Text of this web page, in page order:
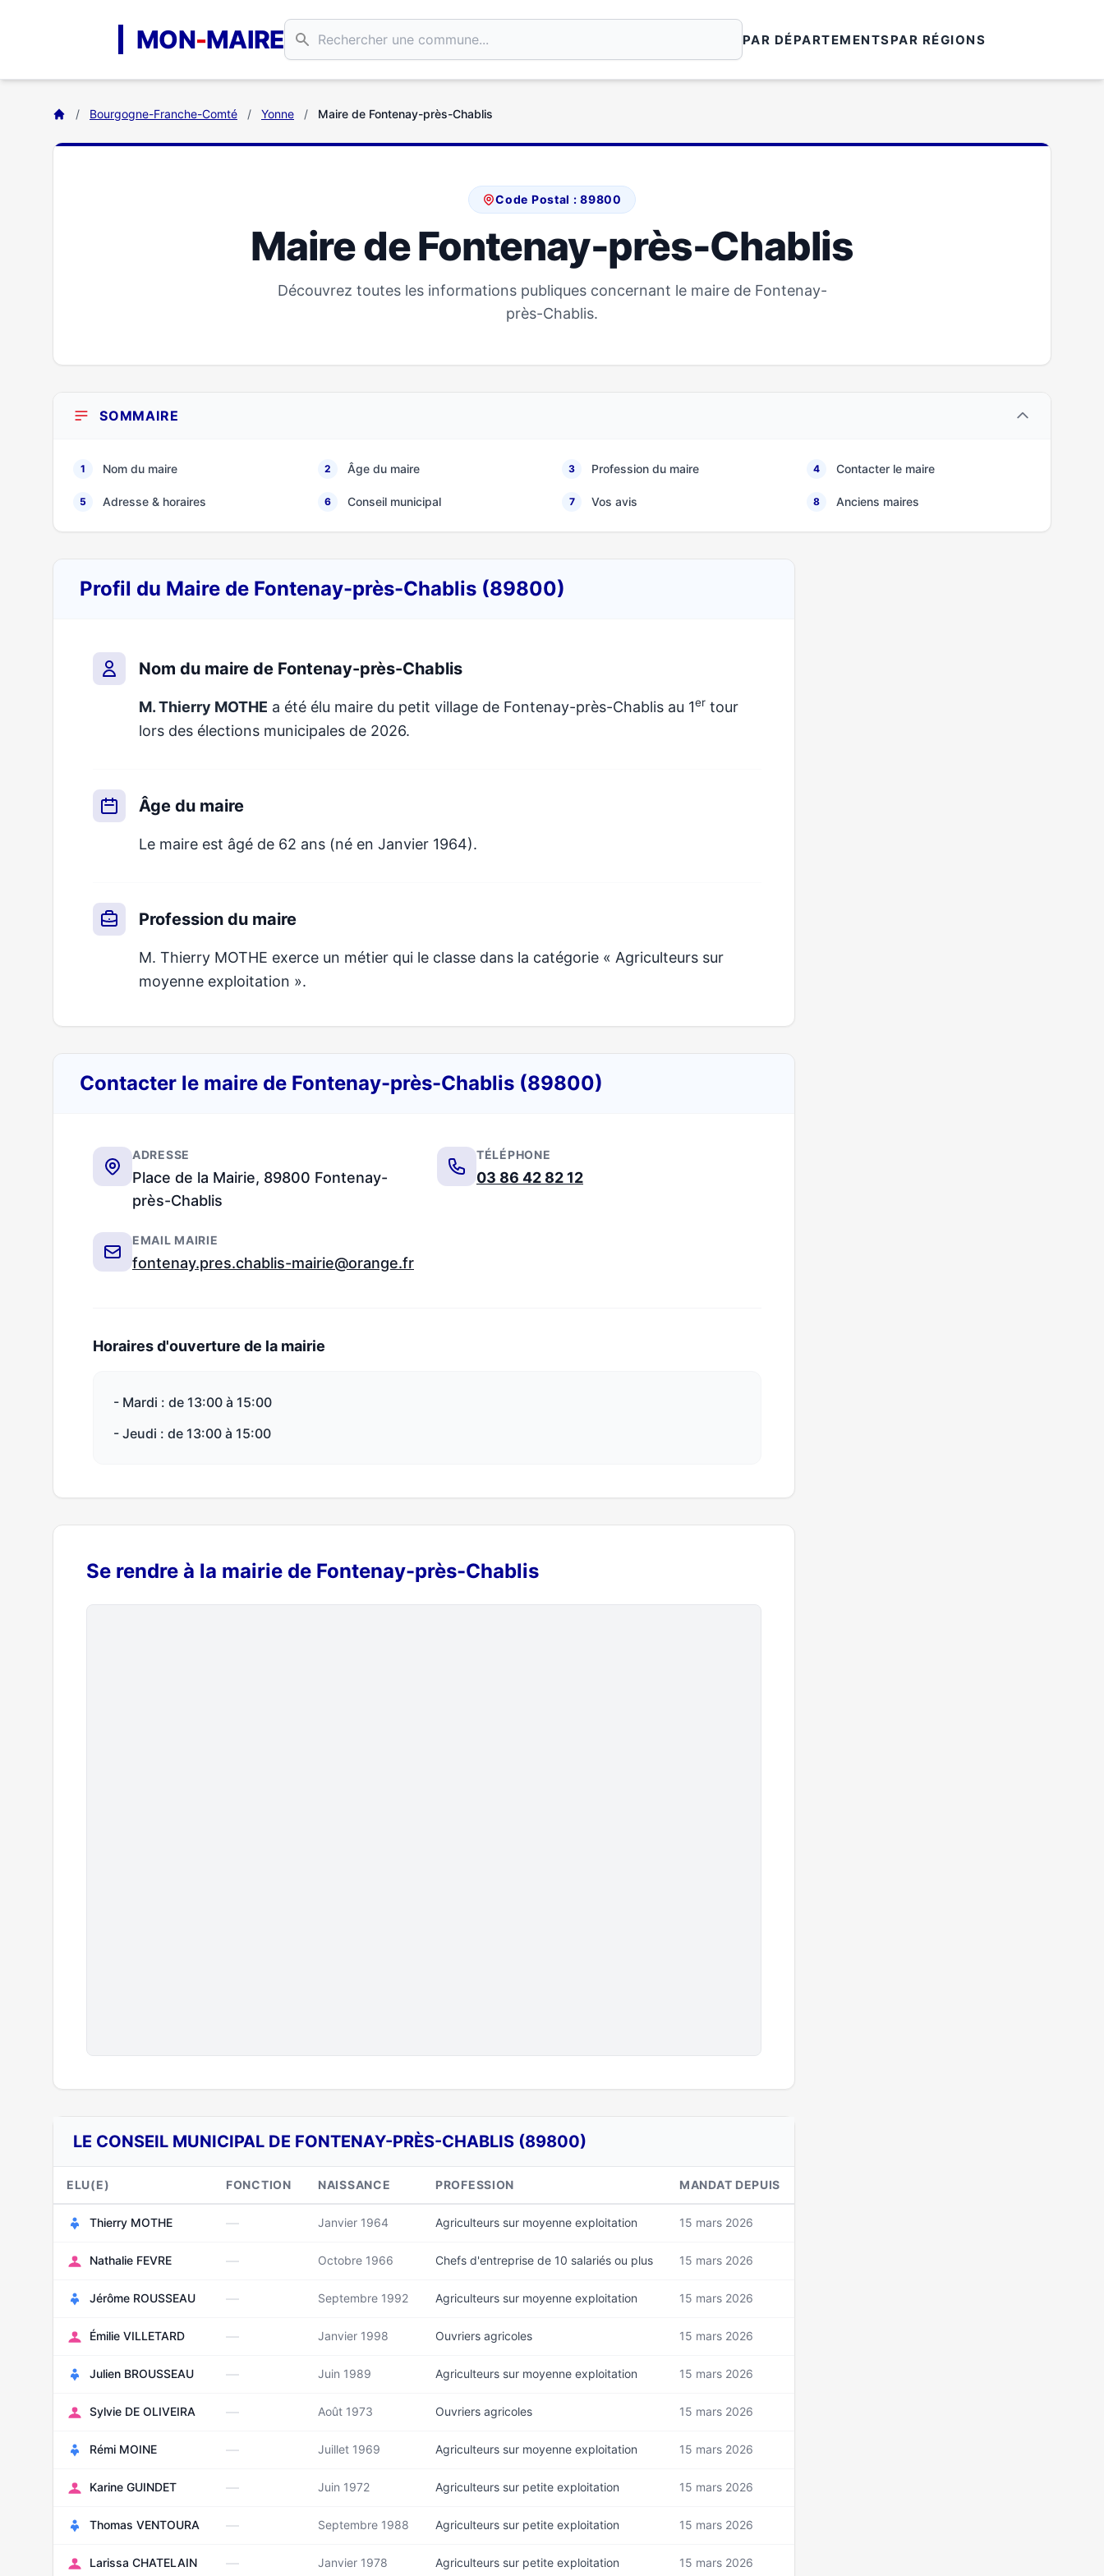
MON-MAIRE PAR DÉPARTEMENTSPAR RÉGIONS
/ Bourgogne-Franche-Comté / Yonne / Maire de Fontenay-près-Chablis
Code Postal : 89800
Maire de Fontenay-près-Chablis
Découvrez toutes les informations publiques concernant le maire de Fontenay-
près-Chablis.
SOMMAIRE
1 Nom du maire 2 Âge du maire 3 Profession du maire 4 Contacter le maire
5 Adresse & horaires 6 Conseil municipal 7 Vos avis 8 Anciens maires
Profil du Maire de Fontenay-près-Chablis (89800)
Nom du maire de Fontenay-près-Chablis
M. Thierry MOTHE a été élu maire du petit village de Fontenay-près-Chablis au 1er tour
lors des élections municipales de 2026.
Âge du maire
Le maire est âgé de 62 ans (né en Janvier 1964).
Profession du maire
M. Thierry MOTHE exerce un métier qui le classe dans la catégorie « Agriculteurs sur
moyenne exploitation ».
Contacter le maire de Fontenay-près-Chablis (89800)
ADRESSE
Place de la Mairie, 89800 Fontenay-
près-Chablis
TÉLÉPHONE
03 86 42 82 12
EMAIL MAIRIE
fontenay.pres.chablis-mairie@orange.fr
Horaires d'ouverture de la mairie
- Mardi : de 13:00 à 15:00
- Jeudi : de 13:00 à 15:00
Se rendre à la mairie de Fontenay-près-Chablis
LE CONSEIL MUNICIPAL DE FONTENAY-PRÈS-CHABLIS (89800)
ELU(E) FONCTION NAISSANCE PROFESSION MANDAT DEPUIS
Thierry MOTHE — Janvier 1964 Agriculteurs sur moyenne exploitation 15 mars 2026
Nathalie FEVRE — Octobre 1966 Chefs d'entreprise de 10 salariés ou plus 15 mars 2026
Jérôme ROUSSEAU — Septembre 1992 Agriculteurs sur moyenne exploitation 15 mars 2026
Émilie VILLETARD — Janvier 1998 Ouvriers agricoles 15 mars 2026
Julien BROUSSEAU — Juin 1989 Agriculteurs sur moyenne exploitation 15 mars 2026
Sylvie DE OLIVEIRA — Août 1973 Ouvriers agricoles 15 mars 2026
Rémi MOINE — Juillet 1969 Agriculteurs sur moyenne exploitation 15 mars 2026
Karine GUINDET — Juin 1972 Agriculteurs sur petite exploitation 15 mars 2026
Thomas VENTOURA — Septembre 1988 Agriculteurs sur petite exploitation 15 mars 2026
Larissa CHATELAIN — Janvier 1978 Agriculteurs sur petite exploitation 15 mars 2026